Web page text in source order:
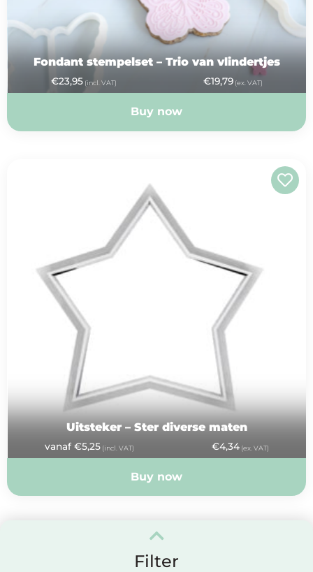
Fondant stempelset – Trio van vlindertjes
€23,95 (incl. VAT) €19,79 (ex. VAT)
Buy now
Uitsteker – Ster diverse maten
vanaf €5,25 (incl. VAT) €4,34(ex. VAT)
Buy now
Filter